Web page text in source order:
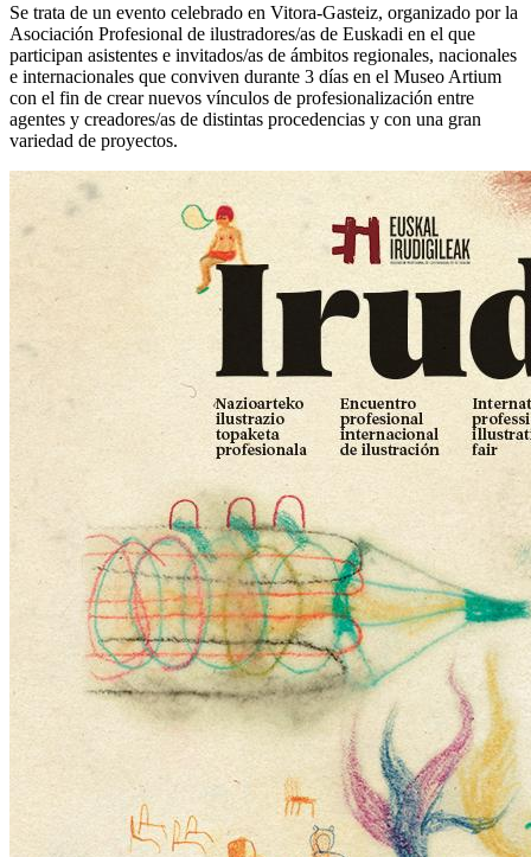
Se trata de un evento celebrado en Vitora-Gasteiz, organizado por la
Asociación Profesional de ilustradores/as de Euskadi en el que
participan asistentes e invitados/as de ámbitos regionales, nacionales
e internacionales que conviven durante 3 días en el Museo Artium
con el fin de crear nuevos vínculos de profesionalización entre
agentes y creadores/as de distintas procedencias y con una gran
variedad de proyectos.